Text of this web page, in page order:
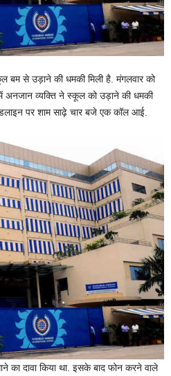
बम से उड़ाने की धमकी मिली है. मंगलवार को
व्यक्ति ने स्कूल को उड़ाने की धमकी
पर शाम साढ़े चार बजे एक कॉल आई.
का दावा किया था. इसके बाद फोन करने वाले